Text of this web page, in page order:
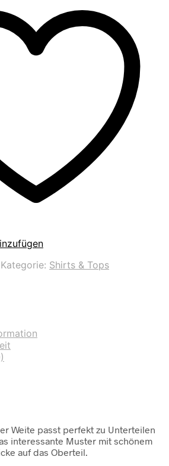
Kategorie: Shirts & Tops
Weite passt perfekt zu Unterteilen
interessante Muster mit schönem
auf das Oberteil.